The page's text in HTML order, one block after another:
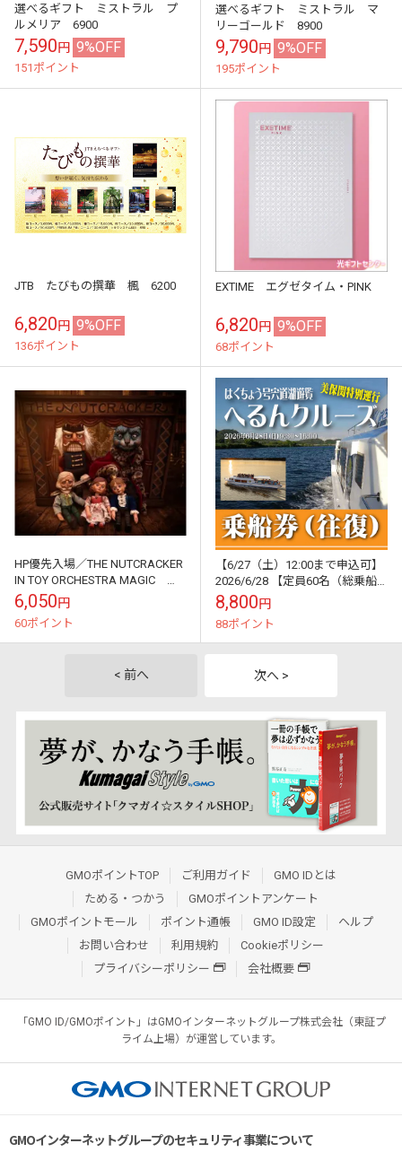
選べるギフト ミストラル プ
ルメリア 6900
7,590円 9%OFF
151ポイント
選べるギフト ミストラル マ
リーゴールド 8900
9,790円 9%OFF
195ポイント
JTB たびもの撰華 楓 6200
6,820円 9%OFF
136ポイント
EXTIME エグゼタイム・PINK
6,820円 9%OFF
68ポイント
HP優先入場／THE NUTCRACKER
IN TOY ORCHESTRA MAGIC お
もちゃ楽器オーケストラで楽し
む くるみ...
6,050円
60ポイント
【6/27（土）12:00まで申込可】
2026/6/28 【定員60名（総乗船
数）】 へるんクルーズ はくち
ょう号 美保関特別運...
8,800円
88ポイント
< 前へ 次へ >
GMOポイントTOP ご利用ガイド
GMO IDとは
ためる・つかう
GMOポイントアンケート
GMOポイントモール
ポイント通帳 GMO ID設定
ヘルプ
お問い合わせ
利用規約
Cookieポリシー
プライバシーポリシー
会社概要
「GMO ID/GMOポイント」はGMOインターネットグループ株式会社（東証プ
ライム上場）が運営しています。
GMOインターネットグループのセキュリティ事業について